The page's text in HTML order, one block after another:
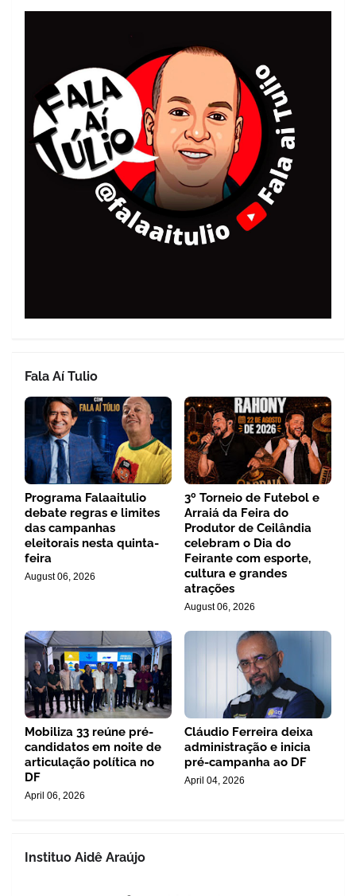
Fala Aí Tulio
Programa Falaaitulio
debate regras e limites
das campanhas
eleitorais nesta quinta-
feira
August 06, 2026
3º Torneio de Futebol e
Arraiá da Feira do
Produtor de Ceilândia
celebram o Dia do
Feirante com esporte,
cultura e grandes
atrações
August 06, 2026
Mobiliza 33 reúne pré-
candidatos em noite de
articulação política no
DF
April 06, 2026
Cláudio Ferreira deixa
administração e inicia
pré-campanha ao DF
April 04, 2026
Instituo Aidê Araújo